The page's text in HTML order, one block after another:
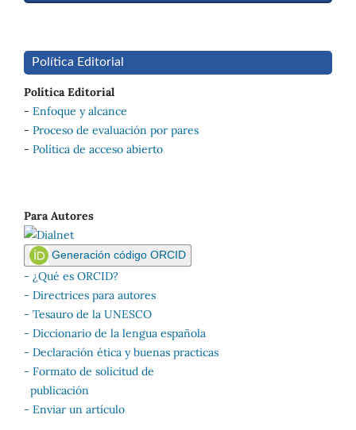
Política Editorial
Política Editorial
- Enfoque y alcance
- Proceso de evaluación por pares
- Política de acceso abierto
Para Autores
Generación código ORCID
- ¿Qué es ORCID?
- Directrices para autores
- Tesauro de la UNESCO
- Diccionario de la lengua española
- Declaración ética y buenas practicas
- Formato de solicitud de
publicación
- Enviar un artículo